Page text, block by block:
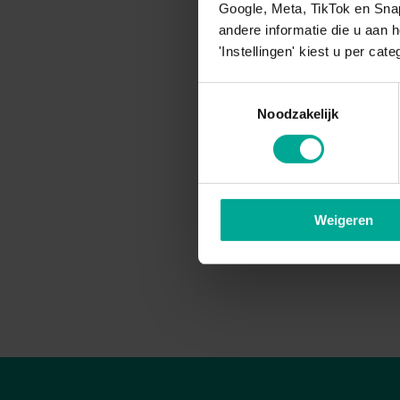
Google, Meta, TikTok en
andere informatie die u aan
'Instellingen' kiest u per
Noodzakelijk
Weigeren